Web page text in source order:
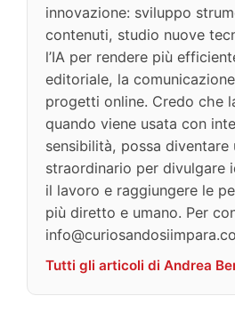
innovazione: sviluppo
contenuti, studio nuove
l’IA per rendere più
editoriale, la
progetti online. Credo che
quando viene usata con
sensibilità, possa diventare
straordinario per divulgare
il lavoro e raggiungere le
più diretto e umano. Per
Tutti gli articoli di Andrea